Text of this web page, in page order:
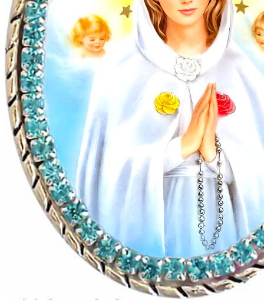
Mga Bituin ng Rosary
Kung walang mga bituin ng rosary ka, okay lang na magbilang
gamit ang iyong daliri. Ang pagbilang ng mga buto ay nagpapalaya
sa isip upang makatulong kang meditate.